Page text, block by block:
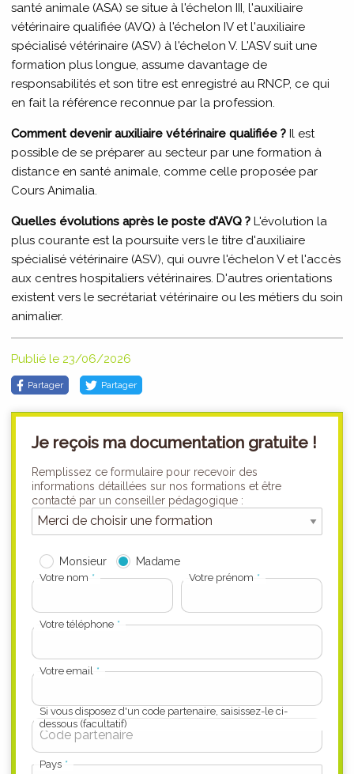
santé animale (ASA) se situe à l'échelon III, l'auxiliaire
vétérinaire qualifiée (AVQ) à l'échelon IV et l'auxiliaire
spécialisé vétérinaire (ASV) à l'échelon V. L'ASV suit une
formation plus longue, assume davantage de
responsabilités et son titre est enregistré au RNCP, ce qui
en fait la référence reconnue par la profession.
Comment devenir auxiliaire vétérinaire qualifiée ? Il est
possible de se préparer au secteur par une formation à
distance en santé animale, comme celle proposée par
Cours Animalia.
Quelles évolutions après le poste d'AVQ ? L'évolution la
plus courante est la poursuite vers le titre d'auxiliaire
spécialisé vétérinaire (ASV), qui ouvre l'échelon V et l'accès
aux centres hospitaliers vétérinaires. D'autres orientations
existent vers le secrétariat vétérinaire ou les métiers du soin
animalier.
Publié le 23/06/2026
Partager Partager
Je reçois ma documentation gratuite !
Remplissez ce formulaire pour recevoir des
informations détaillées sur nos formations et être
contacté par un conseiller pédagogique :
Monsieur Madame
Votre nom Votre prénom
Votre téléphone
Votre email
Si vous disposez d'un code partenaire, saisissez-le ci-
dessous (facultatif)
Pays